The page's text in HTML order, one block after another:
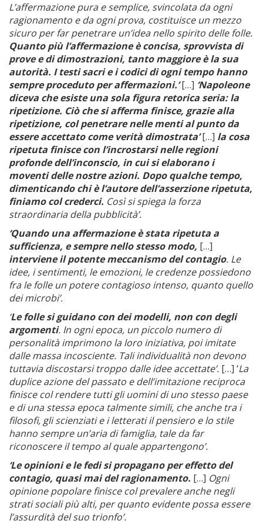
L’affermazione pura e semplice, svincolata da ogni
ragionamento e da ogni prova, costituisce un mezzo
sicuro per far penetrare un’idea nello spirito delle folle.
Quanto più l’affermazione è concisa, sprovvista di
prove e di dimostrazioni, tanto maggiore è la sua
autorità. I testi sacri e i codici di ogni tempo hanno
sempre proceduto per affermazioni.’[…] ‘Napoleone
diceva che esiste una sola figura retorica seria: la
ripetizione. Ciò che si afferma finisce, grazie alla
ripetizione, col penetrare nelle menti al punto da
essere accettato come verità dimostrata’[…] la cosa
ripetuta finisce con l’incrostarsi nelle regioni
profonde dell’inconscio, in cui si elaborano i
moventi delle nostre azioni. Dopo qualche tempo,
dimenticando chi è l’autore dell’asserzione ripetuta,
finiamo col crederci. Così si spiega la forza
straordinaria della pubblicità’.
‘Quando una affermazione è stata ripetuta a
sufficienza, e sempre nello stesso modo, […]
interviene il potente meccanismo del contagio. Le
idee, i sentimenti, le emozioni, le credenze possiedono
fra le folle un potere contagioso intenso, quanto quello
dei microbi’.
‘Le folle si guidano con dei modelli, non con degli
argomenti. In ogni epoca, un piccolo numero di
personalità imprimono la loro iniziativa, poi imitate
dalle massa incosciente. Tali individualità non devono
tuttavia discostarsi troppo dalle idee accettate’. […] ‘La
duplice azione del passato e dell’imitazione reciproca
finisce col rendere tutti gli uomini di uno stesso paese
e di una stessa epoca talmente simili, che anche tra i
filosofi, gli scienziati e i letterati il pensiero e lo stile
hanno sempre un’aria di famiglia, tale da far
riconoscere il tempo al quale appartengono’.
‘Le opinioni e le fedi si propagano per effetto del
contagio, quasi mai del ragionamento. […] Ogni
opinione popolare finisce col prevalere anche negli
strati sociali più alti, per quanto evidente possa essere
l’assurdità del suo trionfo’.